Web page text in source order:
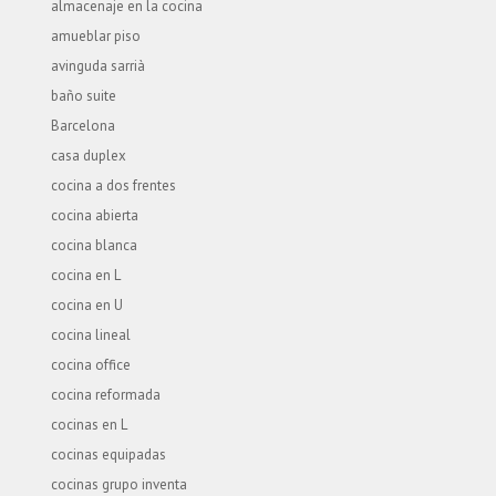
almacenaje en la cocina
amueblar piso
avinguda sarrià
baño suite
Barcelona
casa duplex
cocina a dos frentes
cocina abierta
cocina blanca
cocina en L
cocina en U
cocina lineal
cocina office
cocina reformada
cocinas en L
cocinas equipadas
cocinas grupo inventa